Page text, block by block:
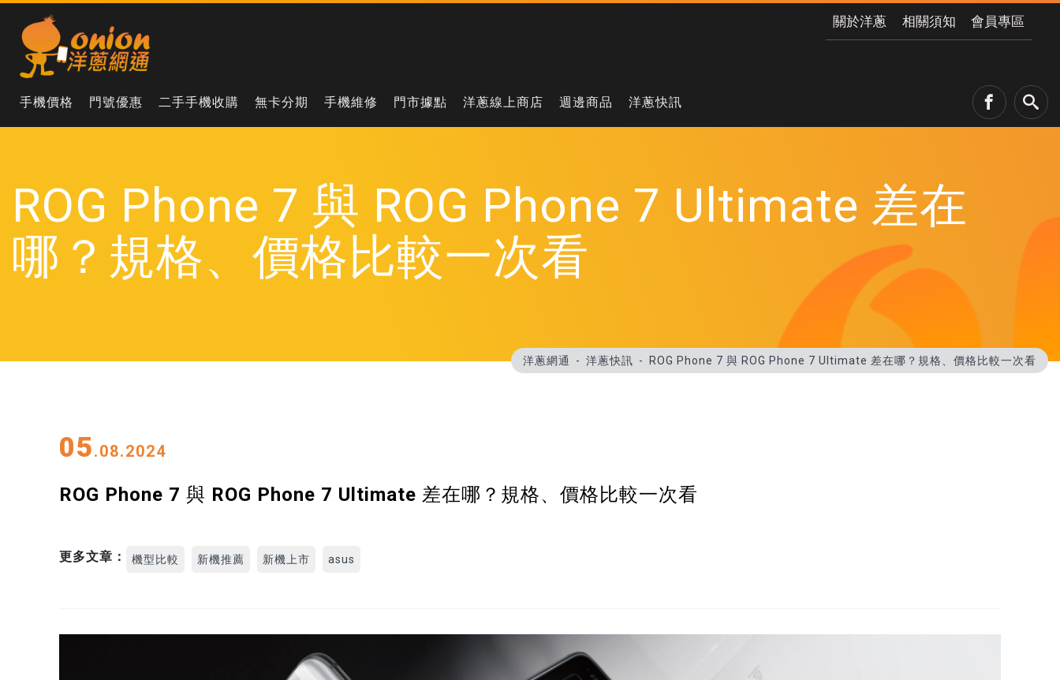
關於洋蔥 相關須知 會員專區
手機價格 門號優惠 二手手機收購 無卡分期 手機維修 門市據點 洋蔥線上商店 週邊商品 洋蔥快訊
ROG Phone 7 與 ROG Phone 7 Ultimate 差在
哪？規格、價格比較一次看
洋蔥網通 洋蔥快訊 ROG Phone 7 與 ROG Phone 7 Ultimate 差在哪？規格、價格比較一次看
05.08.2024
ROG Phone 7 與 ROG Phone 7 Ultimate 差在哪？規格、價格比較一次看
更多文章： 機型比較 新機推薦 新機上市 asus